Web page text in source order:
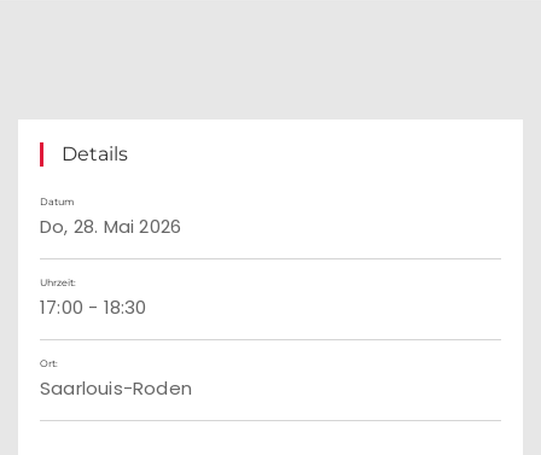
Details
Datum
Do, 28. Mai 2026
Uhrzeit:
17:00 - 18:30
Ort:
Saarlouis-Roden